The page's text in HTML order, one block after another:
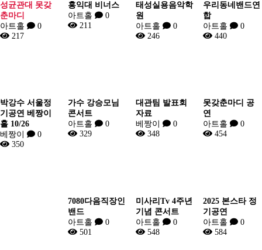
성균관대 못갖
춘마디
아트홀
0
217
홍익대 비너스
아트홀
0
211
태성실용음악학
원
아트홀
0
246
우리동네밴드연
합
아트홀
0
440
박강수 서울정
기공연 베짱이
홀 10/26
베짱이
0
350
가수 강승모님
콘서트
아트홀
0
329
대관팀 발표회
자료
베짱이
0
348
못갖춘마디 공
연
아트홀
0
454
7080다음직장인
밴드
아트홀
0
501
미사리Tv 4주년
기념 콘서트
아트홀
0
548
2025 본스타 정
기공연
아트홀
0
584